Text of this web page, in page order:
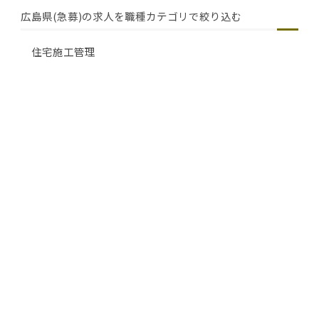
広島県(急募)の求人を職種カテゴリで絞り込む
住宅施工管理